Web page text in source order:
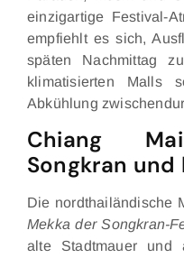
einzigartige Festival-
empfiehlt es sich,
späten Nachmittag
klimatisierten Malls
Abkühlung
Chiang
Songkran
Die nordthailändische
Mekka der Songkran-
alte Stadtmauer